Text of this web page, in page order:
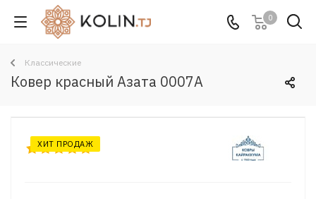
0
Классические
Ковер красный Азата 0007A
ХИТ ПРОДАЖ